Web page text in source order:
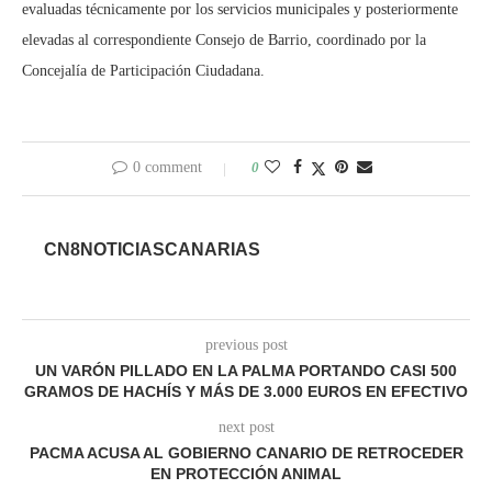
evaluadas técnicamente por los servicios municipales y posteriormente
elevadas al correspondiente Consejo de Barrio, coordinado por la
Concejalía de Participación Ciudadana.
0 comment 0
CN8NOTICIASCANARIAS
previous post
UN VARÓN PILLADO EN LA PALMA PORTANDO CASI 500
GRAMOS DE HACHÍS Y MÁS DE 3.000 EUROS EN EFECTIVO
next post
PACMA ACUSA AL GOBIERNO CANARIO DE RETROCEDER
EN PROTECCIÓN ANIMAL